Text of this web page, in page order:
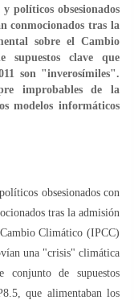
políticos obsesionados
conmocionados tras la
sobre el Cambio
clave que
son "inverosímiles".
improbables de la
modelos informáticos
obsesionados con
tras la admisión
Climático (IPCC)
una "crisis" climática
conjunto de supuestos
que alimentaban los